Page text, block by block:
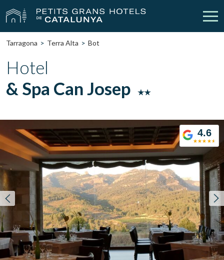
Nuestros Hoteles
Bodas
Contacto Mi reserva
vpn_key Iniciar sesión person Crear cuenta
Ubicación/nombre del hotel
Tarragona Terra Alta Bot
Hotel
& Spa Can Josep
4.6